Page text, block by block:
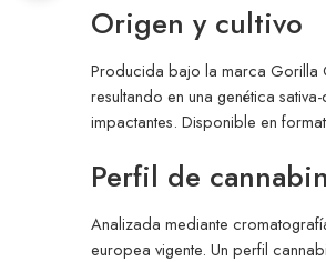
Origen y cultivo
Producida bajo la marca Gorilla
resultando en una genética
impactantes. Disponible en
Perfil de
Analizada mediante
europea vigente. Un perfil